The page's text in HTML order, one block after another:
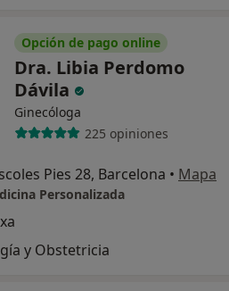
Opción de pago online
Dra. Libia Perdomo
Dávila
Ginecóloga
225 opiniones
Pies 28, Barcelona • Mapa
Personalizada
y Obstetricia